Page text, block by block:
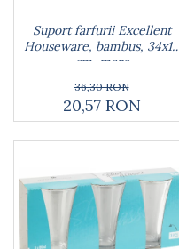
alimente
Oliviere si solnite
Platouri servire
Suporturi oale
Tavi servire
Suport servetele
Depozitare alimente
Caserole
Cutii Alimentare
Suporturi si rame fotografii
Odorizante
Odorizante auto
Odorizante camera
Suport farfurii Excellent
Houseware, bambus, 34x12
cm, maro
36,30 RON
20,57 RON